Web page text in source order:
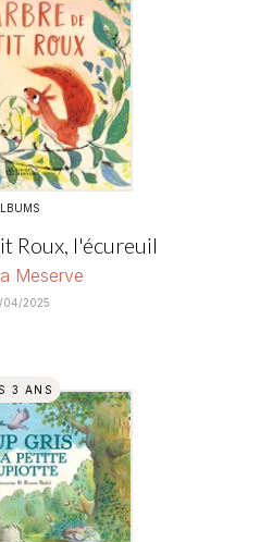
Roux, l'écureuil
Meserve
04/2025
3 ANS